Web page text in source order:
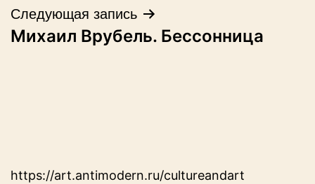
записям
Следующая запись
Михаил Врубель. Бессонница
https://art.antimodern.ru/cultureandart